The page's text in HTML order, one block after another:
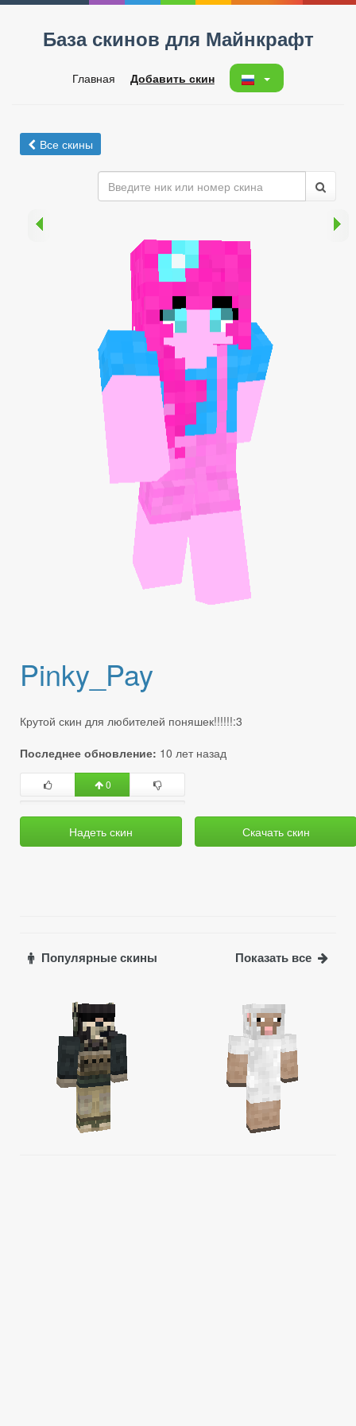
База скинов для Майнкрафт
Главная Добавить скин
Все скины
Pinky_Pay
Крутой скин для любителей поняшек!!!!!!:3
Последнее обновление: 10 лет назад
0
Надеть скин Скачать скин
Популярные скины Показать все